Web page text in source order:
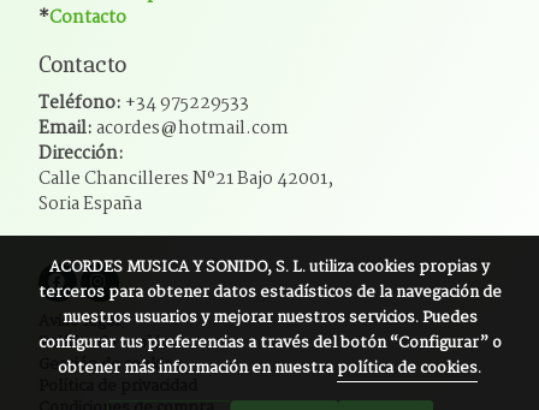
*Contacto
Contacto
Teléfono: +34 975229533
Email:acordes@hotmail.com
Dirección:
Calle Chancilleres Nº21 Bajo 42001,
Soria España
Aviso legal
Política de cookies
Gestión de cookies
ACORDES MUSICA Y SONIDO, S. L.utiliza cookies propias y
terceros para obtener datos estadísticos de la navegación de
nuestros usuarios y mejorar nuestros servicios. Puedes
configurar tus preferencias a través del botón “Configurar” o
obtener más información en nuestrapolítica de cookies.